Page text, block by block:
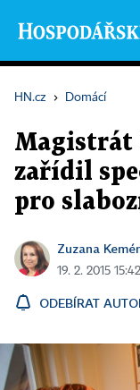
HN.cz › Domácí
Magistrát
zařídil
pro
Zuzana
19. 2. 2015
ODEBÍRAT